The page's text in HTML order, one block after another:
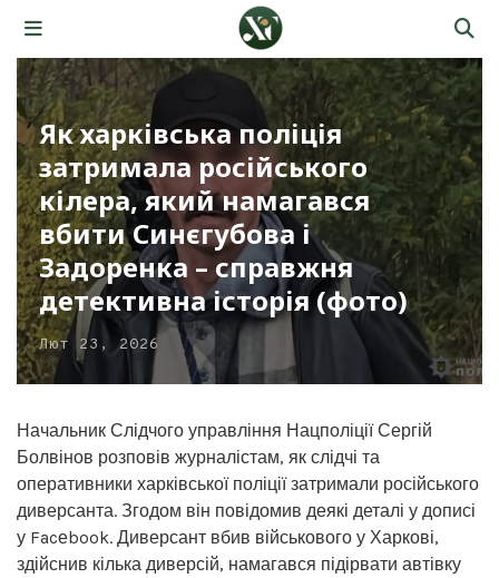
Як харківська поліція
затримала російського
кілера, який намагався
вбити Синєгубова і
Задоренка – справжня
детективна історія (фото)
Лют 23, 2026
Начальник Слідчого управління Нацполіції Сергій
Болвінов розповів журналістам, як слідчі та
оперативники харківської поліції затримали російського
диверсанта. Згодом він повідомив деякі деталі у дописі
у Facеbook. Диверсант вбив військового у Харкові,
здійснив кілька диверсій, намагався підірвати автівку